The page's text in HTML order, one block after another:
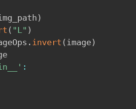
)
( "L" )
. invert ( image)
: